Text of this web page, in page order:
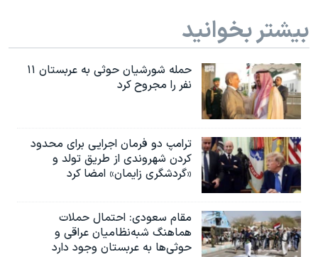
بیشتر بخوانید
حمله شورشیان حوثی به عربستان ۱۱
نفر را مجروح کرد
ترامپ دو فرمان اجرایی برای محدود
کردن شهروندی از طریق تولد و
«گردشگری زایمان» امضا کرد
مقام سعودی: احتمال حملات
هماهنگ شبه‌نظامیان عراقی و
حوثی‌ها به عربستان وجود دارد